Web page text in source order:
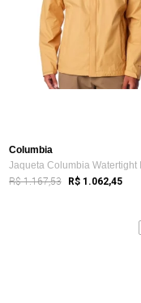
Columbia
R$ 1.167,53 R$ 1.062,45